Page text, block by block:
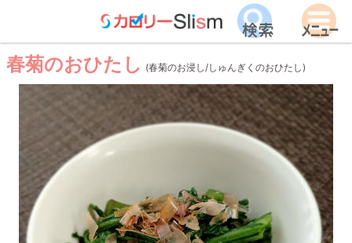
春菊のおひたし (春菊のお浸し/しゅんぎくのおひたし)